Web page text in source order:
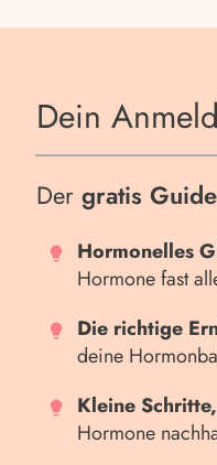
Dein
Dergratis Guide
Hormonelles
Hormone fast
Die richtige
deine
Kleine
Hormone